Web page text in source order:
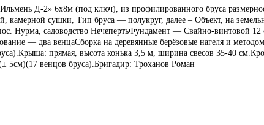
Д-2» 6х8м (под ключ), из профилированного бруса
камерной сушки, Тип бруса — полукруг, далее – Объект, на
Нурма, садоводство НечепертьФундамент — Свайно-винтовой 12
— два венцаСборка на деревянные берёзовые нагеля и
).Крыша: прямая, высота конька 3,5 м, ширина свесов 35-40 см
± 5см)(17 венцов бруса).Бригадир: Троханов Роман